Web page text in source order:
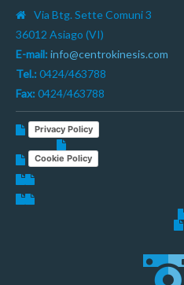
Via Btg. Sette Comuni 3
36012 Asiago (VI)
E-mail: info@centrokinesis.com
Tel.: 0424/463788
Fax: 0424/463788
Privacy Policy
Cookie Policy